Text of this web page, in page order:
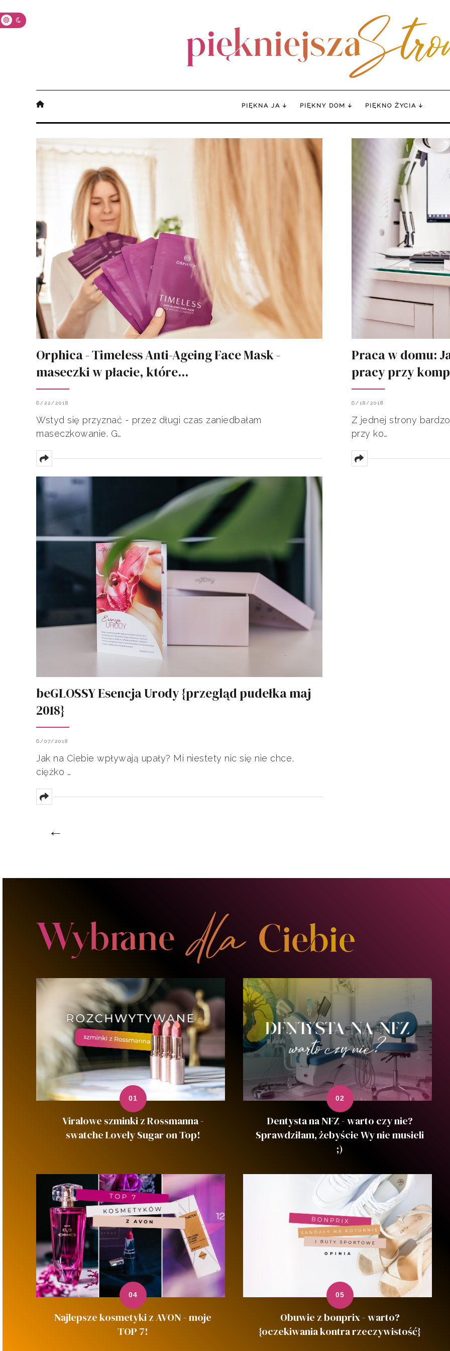
PIĘKNA JA PIĘKNY DOM PIĘKNO ŻYCIA
Orphica - Timeless Anti-Ageing Face Mask -
maseczki w płacie, które...
6/22/2018
Wstyd się przyznać - przez długi czas zaniedbałam
maseczkowanie. G…
Praca w domu:
pracy przy
6/18/2018
Z jednej strony
przy ko…
beGLOSSY Esencja Urody {przegląd pudełka maj
2018}
6/07/2018
Jak na Ciebie wpływają upały? Mi niestety nic się nie chce,
ciężko …
←
Viralowe szminki z Rossmanna -
swatche Lovely Sugar on Top!
Dentysta na NFZ - warto czy nie?
Sprawdziłam, żebyście Wy nie musieli
;)
Najlepsze kosmetyki z AVON - moje
TOP 7!
Obuwie z bonprix - warto?
{oczekiwania kontra rzeczywistość}